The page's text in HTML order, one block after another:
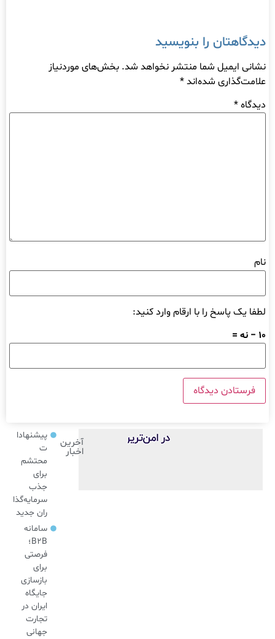
دیدگاهتان را بنویسید
نشانی ایمیل شما منتشر نخواهد شد. بخش‌های موردنیاز
علامت‌گذاری شده‌اند*
دیدگاه*
نام
لطفا یک پاسخ را با ارقام وارد کنید:
10 − نه =
آخرین
اخبار
پیشنهادا
ت
محتشم
برای
جذب
سرمایه‌گذا
ران جدید
سامانه
B2B؛
فرصتی
برای
بازسازی
جایگاه
ایران در
تجارت
جهانی